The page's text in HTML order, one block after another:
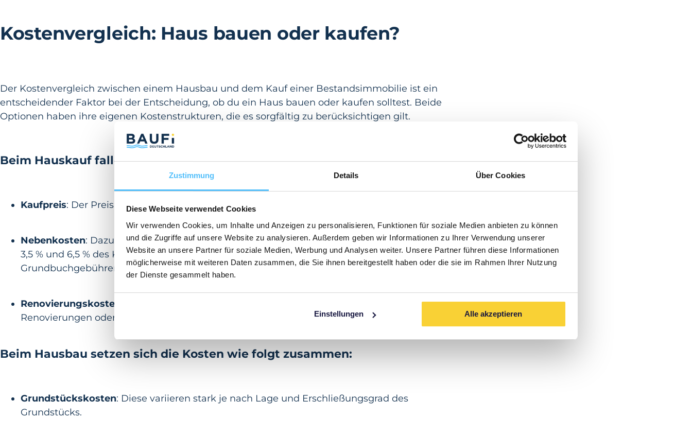
Zustimmung Details Über Cookies
Diese Webseite verwendet Cookies
Wir verwenden Cookies, um Inhalte und Anzeigen zu personalisieren, Funktionen für soziale Medien anbieten zu können
und die Zugriffe auf unsere Website zu analysieren. Außerdem geben wir Informationen zu Ihrer Verwendung unserer
Website an unsere Partner für soziale Medien, Werbung und Analysen weiter. Unsere Partner führen diese Informationen
möglicherweise mit weiteren Daten zusammen, die Sie ihnen bereitgestellt haben oder die sie im Rahmen Ihrer Nutzung
der Dienste gesammelt haben.
Einstellungen Alle akzeptieren
Kostenvergleich: Haus bauen oder kaufen?
Der Kostenvergleich zwischen einem Hausbau und dem Kauf einer Bestandsimmobilie ist ein
entscheidender Faktor bei der Entscheidung, ob du ein Haus bauen oder kaufen solltest. Beide
Optionen haben ihre eigenen Kostenstrukturen, die es sorgfältig zu berücksichtigen gilt.
Beim Hauskauf fallen folgende Kosten an:
Kaufpreis: Der Preis für die Immobilie selbst, der von Lage, Größe und Zustand abhängt.
Nebenkosten: Dazu gehören die Grunderwerbsteuer (in den meisten Bundesländern zwischen
3,5 % und 6,5 % des Kaufpreises), Maklergebühren (in der Regel 3 bis 7 %), Notarkosten und
Grundbuchgebühren (zusammen etwa 1,5 % des Kaufpreises).
Renovierungskosten
: Abhängig vom Zustand der Immobilie können Kosten für notwendige
Renovierungen oder Modernisierungen entstehen.
Beim Hausbau setzen sich die Kosten wie folgt zusammen:
Grundstückskosten: Diese variieren stark je nach Lage und Erschließungsgrad des
Grundstücks.